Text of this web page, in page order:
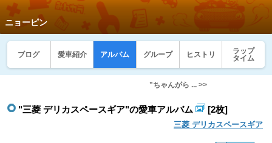
ニョーピン
ブログ 愛車紹介 アルバム グループ ヒストリ
ラップ
タイム
"ちゃんがら ... >>
"三菱 デリカスペースギア"の愛車アルバム [2枚]
三菱 デリカスペースギア